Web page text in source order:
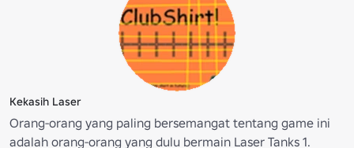
Kekasih Laser
Orang-orang yang paling bersemangat tentang game ini
adalah orang-orang yang dulu bermain Laser Tanks 1.